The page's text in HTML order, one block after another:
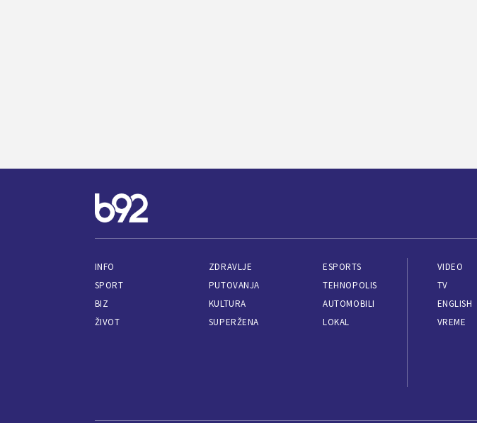
INFO
SPORT
BIZ
ŽIVOT
ZDRAVLJE
PUTOVANJA
KULTURA
SUPERŽENA
ESPORTS
TEHNOPOLIS
AUTOMOBILI
LOKAL
VIDEO
TV
ENGLISH
VREME